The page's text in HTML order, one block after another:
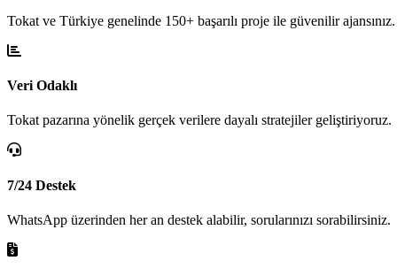
Tokat ve Türkiye genelinde 150+ başarılı proje ile güvenilir ajansınız.
Veri Odaklı
Tokat pazarına yönelik gerçek verilere dayalı stratejiler geliştiriyoruz.
7/24 Destek
WhatsApp üzerinden her an destek alabilir, sorularınızı sorabilirsiniz.